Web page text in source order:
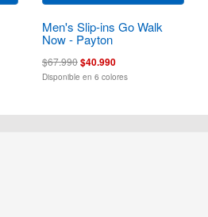
Men's Slip-ins Go Walk
Now - Payton
$67.990$40.990
Disponible en 6 colores